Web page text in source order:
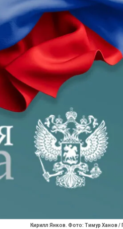
Кирилл Янков. Фото: Тимур Ханов /